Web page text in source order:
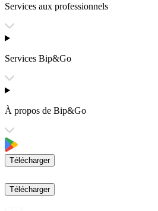
Services aux professionnels
Services Bip&Go
À propos de Bip&Go
Télécharger
Télécharger